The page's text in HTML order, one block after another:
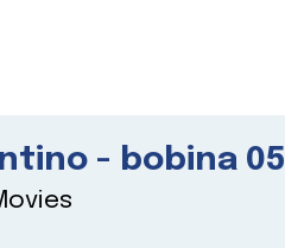
- bobina 05